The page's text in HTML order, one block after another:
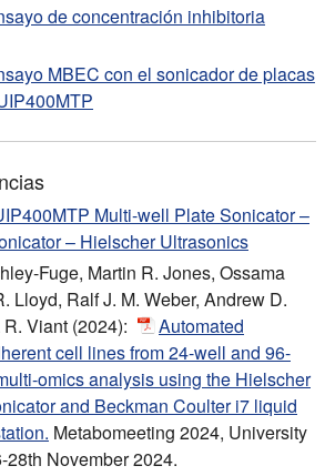
de concentración inhibitoria
MBEC con el sonicador de placas
Multi-well Plate Sonicator –
– Hielscher Ultrasonics
Fuge, Martin R. Jones, Ossama
Lloyd, Ralf J. M. Weber, Andrew D.
Viant (2024):
Automated
cell lines from 24-well and 96-
omics analysis using the Hielscher
and Beckman Coulter i7 liquid
Metabomeeting 2024, University
28th November 2024.